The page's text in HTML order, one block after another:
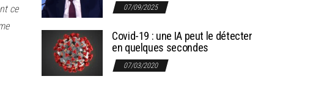
ce
07/09/2025
Covid-19 : une IA peut le détecter
en quelques secondes
07/03/2020